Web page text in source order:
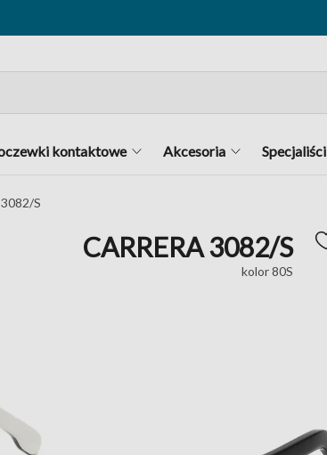
kontaktowe Akcesoria Specjaliści
S
CARRERA 3082/S
kolor 80S